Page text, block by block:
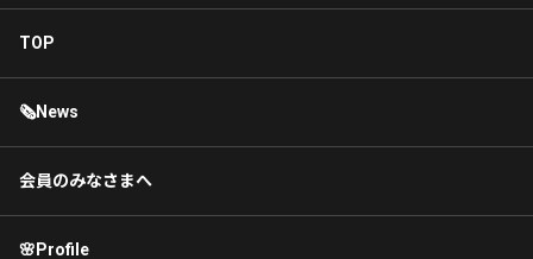
TOP
🗞News
会員のみなさまへ
🌸Profile